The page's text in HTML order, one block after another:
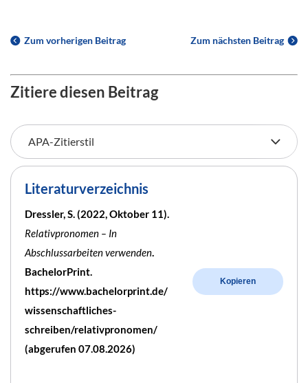
Zum vorherigen Beitrag Zum nächsten Beitrag
Zitiere diesen Beitrag
Literaturverzeichnis
Dressler, S. (2022, Oktober 11).
Relativpronomen – In
Abschlussarbeiten verwenden.
BachelorPrint.
https://www.bachelorprint.de/
wissenschaftliches-
schreiben/relativpronomen/
(abgerufen 07.08.2026)
Kopieren